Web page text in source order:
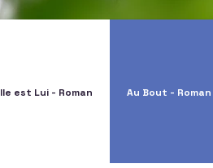
est Lui - Roman Au Bout - Roman